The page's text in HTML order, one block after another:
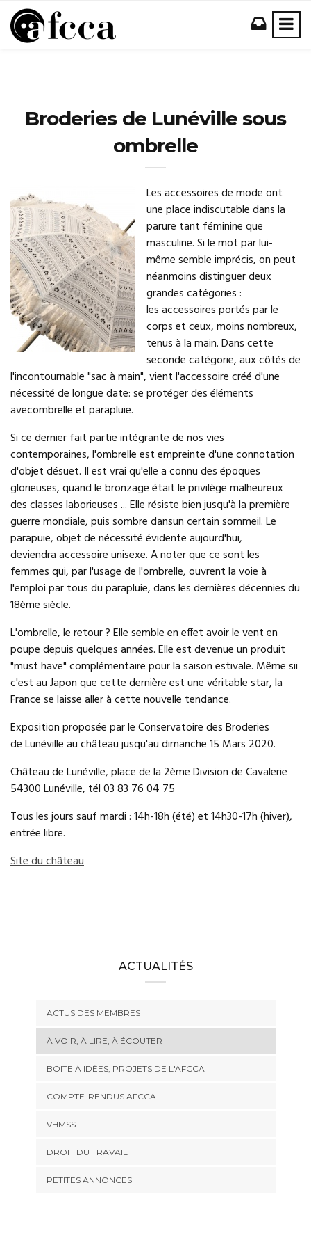
Broderies de Lunéville sous
ombrelle
Les accessoires de mode ont
une place indiscutable dans la
parure tant féminine que
masculine. Si le mot par lui-
même semble imprécis, on peut
néanmoins distinguer deux
grandes catégories :
les accessoires portés par le
corps et ceux, moins nombreux,
tenus à la main. Dans cette
seconde catégorie, aux côtés de
l'incontournable "sac à main", vient l'accessoire créé d'une
nécessité de longue date: se protéger des éléments
avecombrelle et parapluie.
Si ce dernier fait partie intégrante de nos vies
contemporaines, l'ombrelle est empreinte d'une connotation
d'objet désuet. Il est vrai qu'elle a connu des époques
glorieuses, quand le bronzage était le privilège malheureux
des classes laborieuses ... Elle résiste bien jusqu'à la première
guerre mondiale, puis sombre dansun certain sommeil. Le
parapuie, objet de nécessité évidente aujourd'hui,
deviendra accessoire unisexe. A noter que ce sont les
femmes qui, par l'usage de l'ombrelle, ouvrent la voie à
l'emploi par tous du parapluie, dans les dernières décennies du
18ème siècle.
L'ombrelle, le retour ? Elle semble en effet avoir le vent en
poupe depuis quelques années. Elle est devenue un produit
"must have" complémentaire pour la saison estivale. Même sii
c'est au Japon que cette dernière est une véritable star, la
France se laisse aller à cette nouvelle tendance.
Exposition proposée par le Conservatoire des Broderies
de Lunéville au château jusqu'au dimanche 15 Mars 2020.
Château de Lunéville, place de la 2ème Division de Cavalerie
54300 Lunéville, tél 03 83 76 04 75
Tous les jours sauf mardi : 14h-18h (été) et 14h30-17h (hiver),
entrée libre.
Site du château
ACTUALITÉS
ACTUS DES MEMBRES
À VOIR, À LIRE, À ÉCOUTER
BOITE À IDÉES, PROJETS DE L'AFCCA
COMPTE-RENDUS AFCCA
VHMSS
DROIT DU TRAVAIL
PETITES ANNONCES